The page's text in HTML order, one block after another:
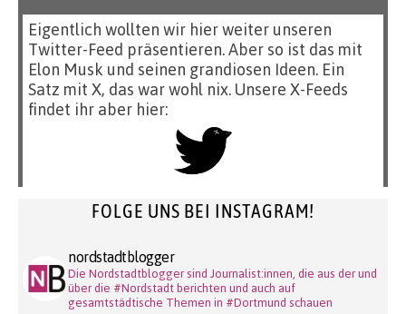
Eigentlich wollten wir hier weiter unseren
Twitter-Feed präsentieren. Aber so ist das mit
Elon Musk und seinen grandiosen Ideen. Ein
Satz mit X, das war wohl nix. Unsere X-Feeds
findet ihr aber hier:
FOLGE UNS BEI INSTAGRAM!
nordstadtblogger
Die Nordstadtblogger sind Journalist:innen, die aus der und
über die #Nordstadt berichten und auch auf
gesamtstädtische Themen in #Dortmund schauen